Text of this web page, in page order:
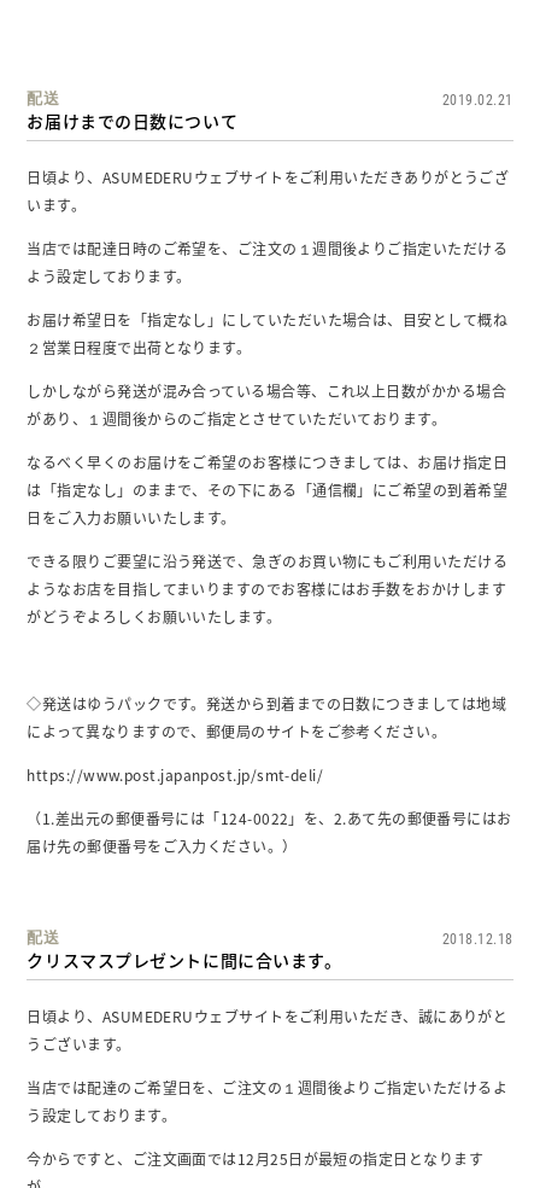
配送
お届けまでの日数について
2019.02.21
日頃より、ASUMEDERUウェブサイトをご利用いただきありがとうござ
います。
当店では配達日時のご希望を、ご注文の１週間後よりご指定いただける
よう設定しております。
お届け希望日を「指定なし」にしていただいた場合は、目安として概ね
２営業日程度で出荷となります。
しかしながら発送が混み合っている場合等、これ以上日数がかかる場合
があり、１週間後からのご指定とさせていただいております。
なるべく早くのお届けをご希望のお客様につきましては、お届け指定日
は「指定なし」のままで、その下にある「通信欄」にご希望の到着希望
日をご入力お願いいたします。
できる限りご要望に沿う発送で、急ぎのお買い物にもご利用いただける
ようなお店を目指してまいりますのでお客様にはお手数をおかけします
がどうぞよろしくお願いいたします。
◇発送はゆうパックです。発送から到着までの日数につきましては地域
によって異なりますので、郵便局のサイトをご参考ください。
https://www.post.japanpost.jp/smt-deli/
（1.差出元の郵便番号には「124-0022」を、2.あて先の郵便番号にはお
届け先の郵便番号をご入力ください。）
配送
クリスマスプレゼントに間に合います。
2018.12.18
日頃より、ASUMEDERUウェブサイトをご利用いただき、誠にありがと
うございます。
当店では配達のご希望日を、ご注文の１週間後よりご指定いただけるよ
う設定しております。
今からですと、ご注文画面では12月25日が最短の指定日となります